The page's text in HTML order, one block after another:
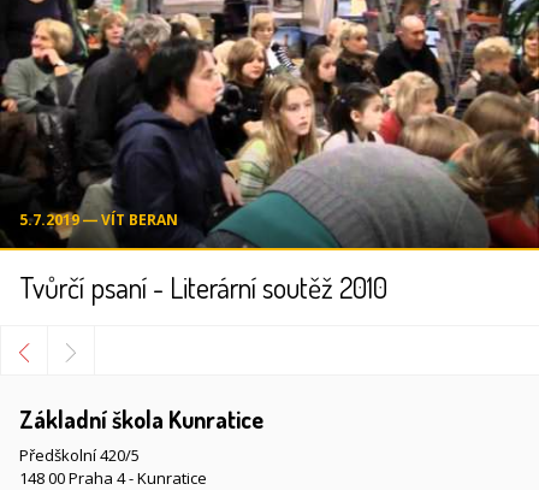
5.7.2019 ― VÍT BERAN
Tvůrčí psaní - Literární soutěž 2010
Základní škola Kunratice
Předškolní 420/5
148 00 Praha 4 - Kunratice